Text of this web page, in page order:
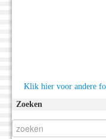
Klik hier voor andere
Zoeken